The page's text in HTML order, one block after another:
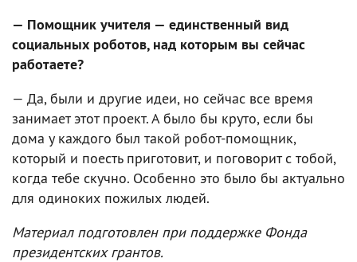
— Помощник учителя — единственный вид
социальных роботов, над которым вы сейчас
работаете?
— Да, были и другие идеи, но сейчас все время
занимает этот проект. А было бы круто, если бы
дома у каждого был такой робот-помощник,
который и поесть приготовит, и поговорит с тобой,
когда тебе скучно. Особенно это было бы актуально
для одиноких пожилых людей.
Материал подготовлен при поддержке Фонда
президентских грантов.